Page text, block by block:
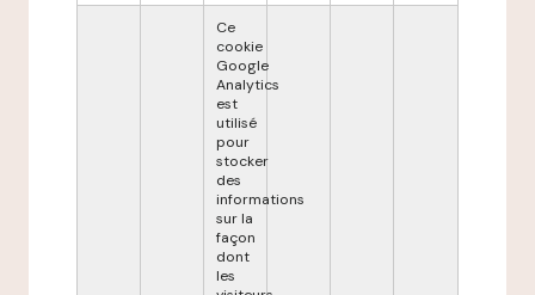
Ce
cookie
Google
Analytics
est
utilisé
pour
stocker
des
informations
sur la
façon
dont
les